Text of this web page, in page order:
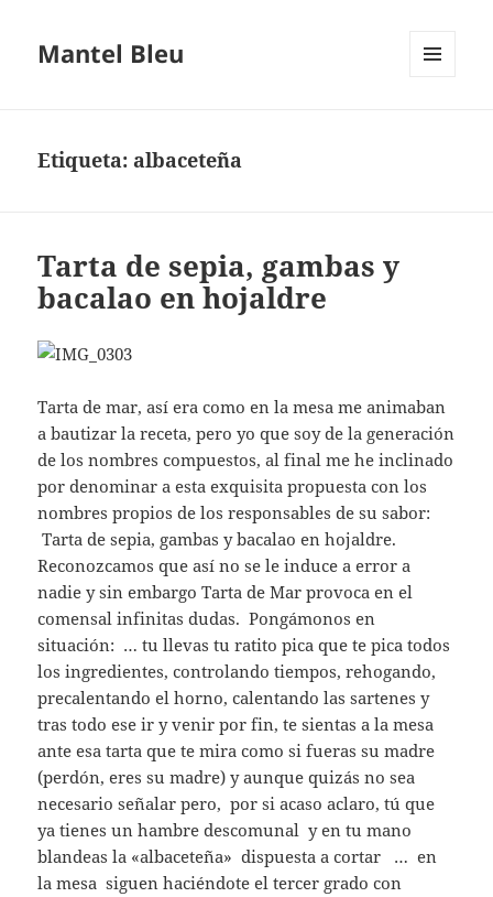
Mantel Bleu
Etiqueta: albaceteña
Tarta de sepia, gambas y
bacalao en hojaldre
Tarta de mar, así era como en la mesa me animaban
a bautizar la receta, pero yo que soy de la generación
de los nombres compuestos, al final me he inclinado
por denominar a esta exquisita propuesta con los
nombres propios de los responsables de su sabor:
Tarta de sepia, gambas y bacalao en hojaldre.
Reconozcamos que así no se le induce a error a
nadie y sin embargo Tarta de Mar provoca en el
comensal infinitas dudas. Pongámonos en
situación: … tu llevas tu ratito pica que te pica todos
los ingredientes, controlando tiempos, rehogando,
precalentando el horno, calentando las sartenes y
tras todo ese ir y venir por fin, te sientas a la mesa
ante esa tarta que te mira como si fueras su madre
(perdón, eres su madre) y aunque quizás no sea
necesario señalar pero, por si acaso aclaro, tú que
ya tienes un hambre descomunal y en tu mano
blandeas la «albaceteña» dispuesta a cortar … en
la mesa siguen haciéndote el tercer grado con